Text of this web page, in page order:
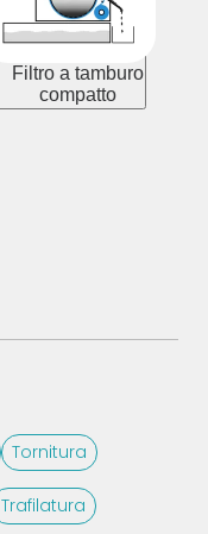
Filtro a tamburo
compatto
Tornitura
Trafilatura